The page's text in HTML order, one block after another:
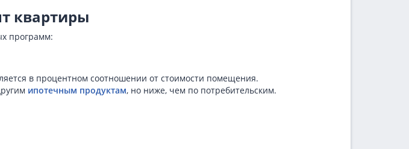
квартиры
программ:
в процентном соотношении от стоимости помещения.
ипотечным продуктам, но ниже, чем по потребительским.